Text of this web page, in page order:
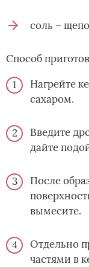
соль –
Способ
Нагрейте
сахаром.
Введите
дайте
После
вымесите.
Отдельно
частями в